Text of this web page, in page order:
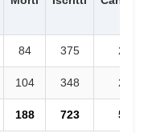
84 375 285
104 348 244
188 723 529